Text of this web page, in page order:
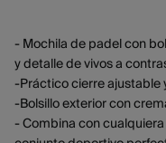
- Mochila de padel con
y detalle de vivos a
-Práctico cierre ajustable
-Bolsillo exterior con
- Combina con